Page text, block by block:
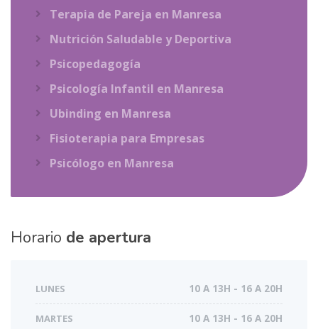
Terapia de Pareja en Manresa
Nutrición Saludable y Deportiva
Psicopedagogía
Psicología Infantil en Manresa
Ubinding en Manresa
Fisioterapia para Empresas
Psicólogo en Manresa
Horario de apertura
LUNES 10 A 13H - 16 A 20H
MARTES 10 A 13H - 16 A 20H